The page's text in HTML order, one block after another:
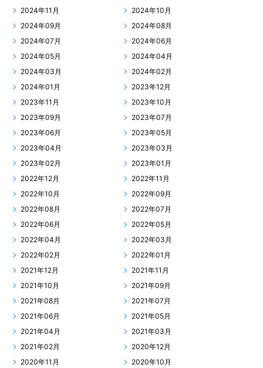
2024年11月
2024年10月
2024年09月
2024年08月
2024年07月
2024年06月
2024年05月
2024年04月
2024年03月
2024年02月
2024年01月
2023年12月
2023年11月
2023年10月
2023年09月
2023年07月
2023年06月
2023年05月
2023年04月
2023年03月
2023年02月
2023年01月
2022年12月
2022年11月
2022年10月
2022年09月
2022年08月
2022年07月
2022年06月
2022年05月
2022年04月
2022年03月
2022年02月
2022年01月
2021年12月
2021年11月
2021年10月
2021年09月
2021年08月
2021年07月
2021年06月
2021年05月
2021年04月
2021年03月
2021年02月
2020年12月
2020年11月
2020年10月